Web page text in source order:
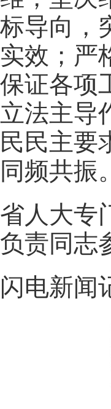
标导向，
实效；严
保证各项
立法主导
民民主要
同频共振。
省人大专
负责同志
闪电新闻